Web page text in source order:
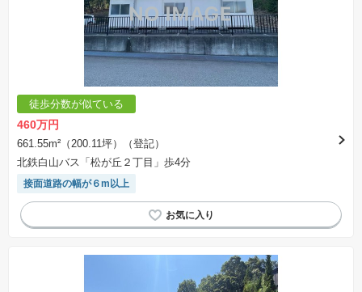
徒歩分数が似ている
460万円
661.55m²（200.11坪）（登記）
北鉄白山バス「松が丘２丁目」歩4分
接面道路の幅が６m以上